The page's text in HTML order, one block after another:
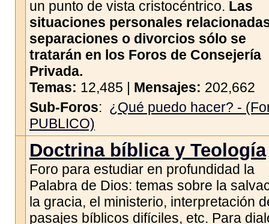
un punto de vista cristocéntrico. Las
situaciones personales
separaciones o divorcios sólo se
tratarán en los Foros de Consejería
Privada.
Temas: 12,485 | Mensajes: 202,662
Sub-Foros: ¿Qué puedo hacer? -
PUBLICO)
Doctrina bíblica y Teología
Foro para estudiar en profundidad la
Palabra de Dios: temas sobre la
la gracia, el ministerio, interpretación
pasajes bíblicos difíciles, etc. Para